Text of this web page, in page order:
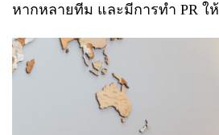
หากหลายทีม และมีการทำ PR ให้